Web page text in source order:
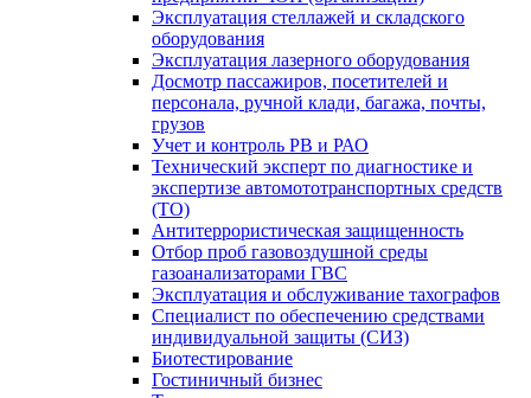
Эксплуатация стеллажей и складского
оборудования
Эксплуатация лазерного оборудования
Досмотр пассажиров, посетителей и
персонала, ручной клади, багажа, почты,
грузов
Учет и контроль РВ и РАО
Технический эксперт по диагностике и
экспертизе автомототранспортных средств
(ТО)
Антитеррористическая защищенность
Отбор проб газовоздушной среды
газоанализаторами ГВС
Эксплуатация и обслуживание тахографов
Специалист по обеспечению средствами
индивидуальной защиты (СИЗ)
Биотестирование
Гостиничный бизнес